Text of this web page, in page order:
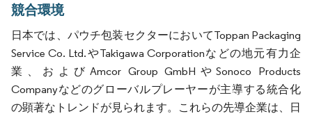
競合環境
日本では、パウチ包装セクターにおいてToppan Packaging
Service Co. Ltd.やTakigawa Corporationなどの地元有力企
業、およびAmcor Group GmbHやSonoco Products
Companyなどのグローバルプレーヤーが主導する統合化
の顕著なトレンドが見られます。これらの先導企業は、日